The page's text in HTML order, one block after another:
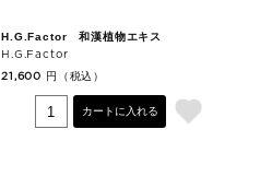
H.G.Factor 和漢植物エキス
H.G.Factor
21,600 円（税込）
カートに入れる